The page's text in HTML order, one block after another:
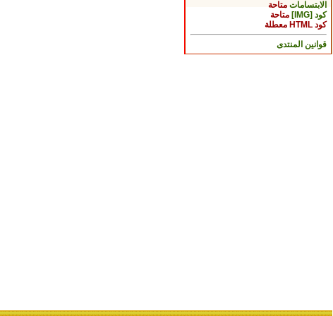
الابتسامات متاحة
كود [IMG]
متاحة
كود HTML
معطلة
قوانين المنتدى